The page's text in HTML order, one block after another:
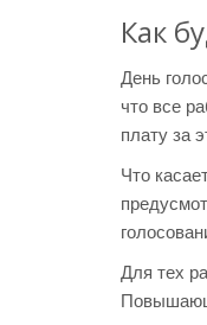
Как
День
что все
плату за
Что
Для тех